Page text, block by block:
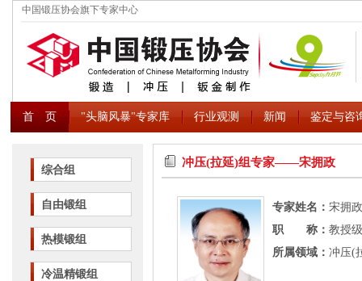
中国锻压协会旗下专家中心
首 页 "头脑风暴"专家库 行业观测 新闻 鉴定与咨
综合组
自由锻组
热模锻组
冷温精锻组
冲压(拉延)组专家――宋拥政
专家姓名： 宋拥政
职 称： 教授
所属领域： 冲压(